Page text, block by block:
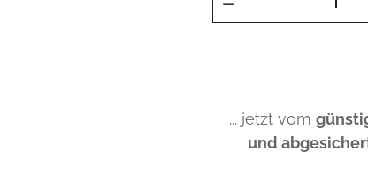
... jetzt vom
und